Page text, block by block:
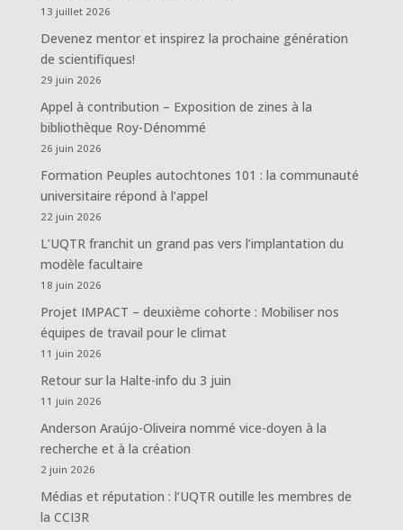
13 juillet 2026
Devenez mentor et inspirez la prochaine génération
de scientifiques!
29 juin 2026
Appel à contribution – Exposition de zines à la
bibliothèque Roy-Dénommé
26 juin 2026
Formation Peuples autochtones 101 : la communauté
universitaire répond à l’appel
22 juin 2026
L’UQTR franchit un grand pas vers l’implantation du
modèle facultaire
18 juin 2026
Projet IMPACT – deuxième cohorte : Mobiliser nos
équipes de travail pour le climat
11 juin 2026
Retour sur la Halte-info du 3 juin
11 juin 2026
Anderson Araújo-Oliveira nommé vice-doyen à la
recherche et à la création
2 juin 2026
Médias et réputation : l’UQTR outille les membres de
la CCI3R